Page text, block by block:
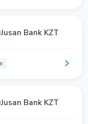
Jusan Bank KZT
Jusan Bank KZT